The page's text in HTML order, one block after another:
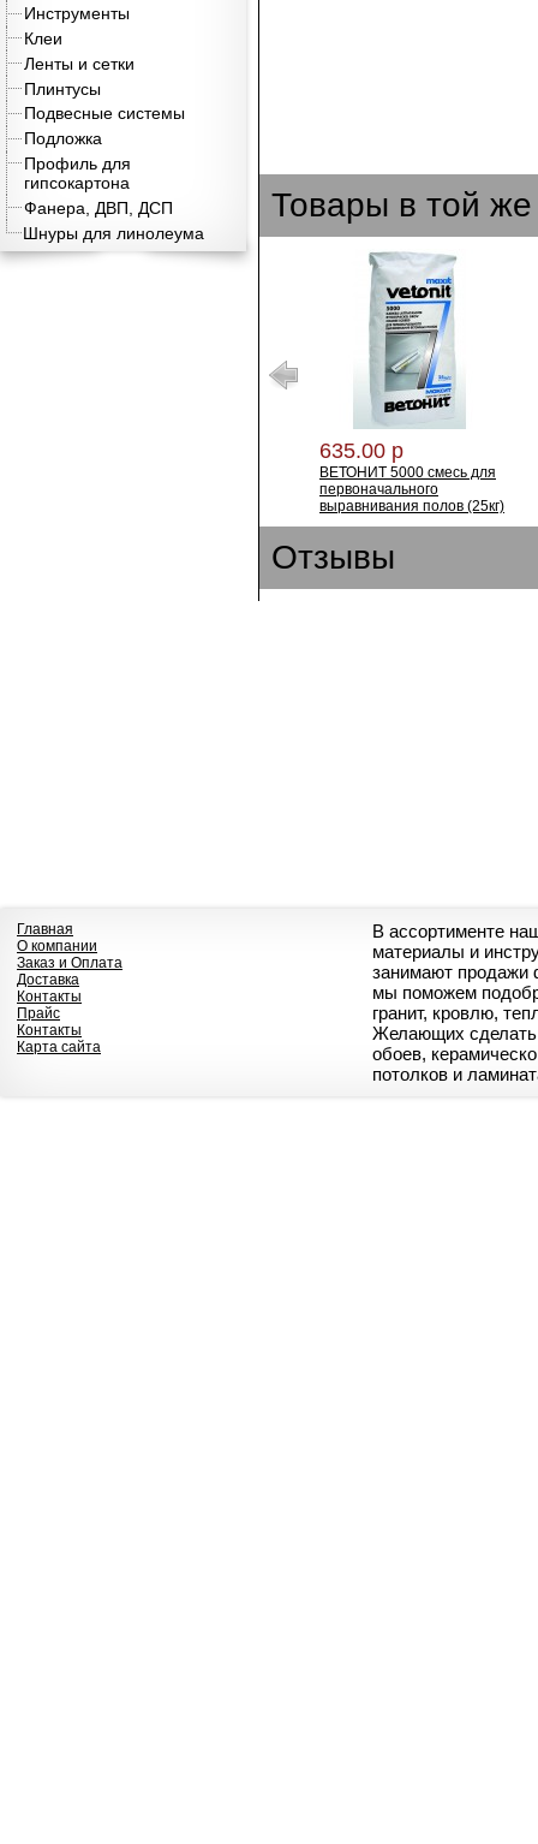
Инструменты
Клеи
Ленты и сетки
Плинтусы
Подвесные системы
Подложка
Профиль для
гипсокартона
Фанера, ДВП, ДСП
Шнуры для линолеума
Товары в той же
635.00 р
ВЕТОНИТ 5000 смесь для
первоначального
выравнивания полов (25кг)
Отзывы
Главная
О компании
Заказ и Оплата
Доставка
Контакты
Прайс
Контакты
Карта сайта
В ассортименте
материалы и
занимают продажи
мы поможем
гранит, кровлю,
Желающих сделать
обоев,
потолков и